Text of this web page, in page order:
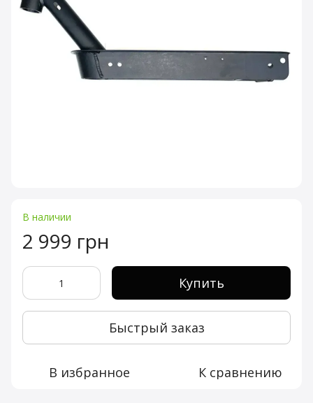
В наличии
2 999 грн
Купить
Быстрый заказ
В избранное К сравнению